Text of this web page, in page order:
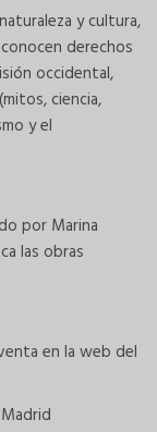
y cultura,
derechos
occidental,
ciencia,
y el
por Marina
las obras
en la web del